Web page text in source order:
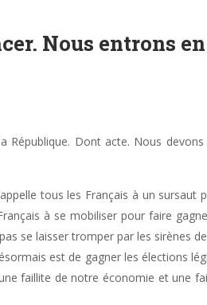
Nous entrons en
République. Dont acte. Nous
tous les Français à un sursaut
à se mobiliser pour faire
se laisser tromper par les sirènes
est de gagner les élections
faillite de notre économie et une